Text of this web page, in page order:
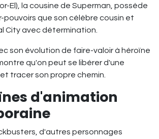
El), la cousine de Superman, possède
pouvoirs que son célèbre cousin et
City avec détermination.
son évolution de faire-valoir à héroïne
qu'on peut se libérer d'une
tracer son propre chemin.
d'animation
d'autres personnages